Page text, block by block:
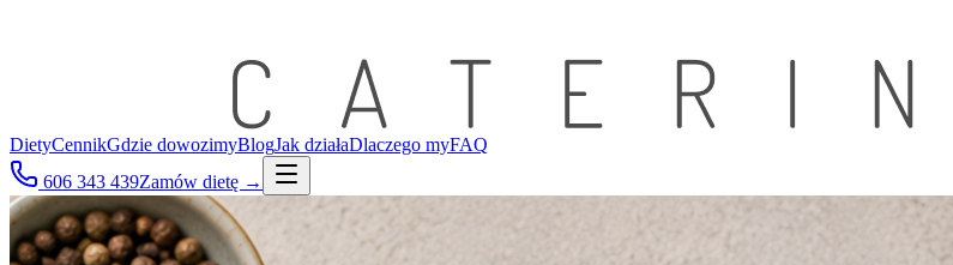
DietyCennikGdzie dowozimyBlogJak działaDlaczego myFAQ
606 343 439Zamów dietę →